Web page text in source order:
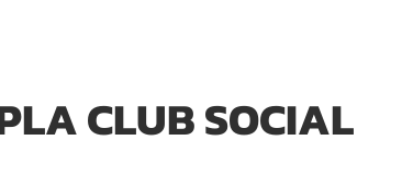
CLUB SOCIAL